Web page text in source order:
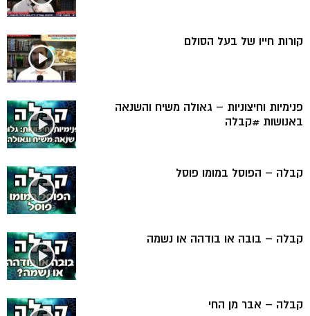
קורות חייו של בעל הסולם
פנימיות וחיצוניות – גאולה משיח והשנאה
באנושות #קבלה
קבלה – הפוסל במומו פוסל
קבלה – בובה או בודהה או נשמה
קבלה – אבר מן החי